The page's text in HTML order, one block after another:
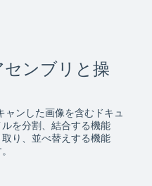
センブリと操
ンした画像を含むドキュ
を分割、結合する機能
り、並べ替えする機能